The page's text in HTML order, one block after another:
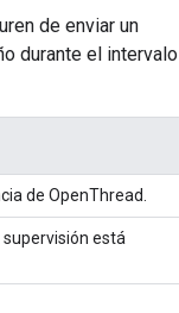
de enviar un
durante el intervalo
de OpenThread.
supervisión está